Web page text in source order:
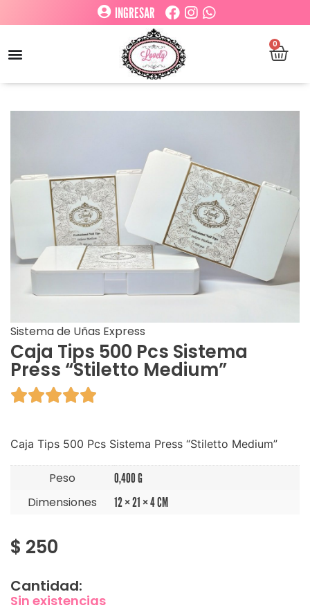
INGRESAR
0
Sistema de Uñas Express
Caja Tips 500 Pcs Sistema
Press “Stiletto Medium”

Caja Tips 500 Pcs Sistema Press “Stiletto Medium”
Peso 0,400 G
Dimensiones 12 × 21 × 4 CM
$ 250
Cantidad:
Sin existencias